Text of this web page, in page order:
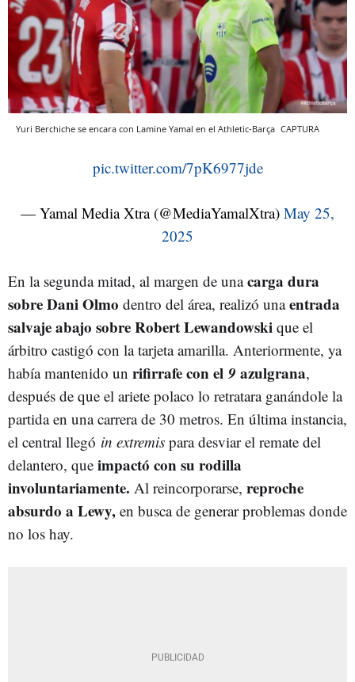
Yuri Berchiche se encara con Lamine Yamal en el Athletic-Barça CAPTURA
pic.twitter.com/7pK6977jde
— Yamal Media Xtra (@MediaYamalXtra) May 25,
2025
En la segunda mitad, al margen de unacarga dura
sobre Dani Olmo dentro del área, realizó unaentrada
salvaje abajo sobre Robert Lewandowski que el
árbitro castigó con la tarjeta amarilla. Anteriormente, ya
había mantenido un rifirrafe con el 9 azulgrana,
después de que el ariete polaco lo retratara ganándole la
partida en una carrera de 30 metros. En última instancia,
el central llegó in extremis para desviar el remate del
delantero, que impactó con su rodilla
involuntariamente. Al reincorporarse, reproche
absurdo a Lewy, en busca de generar problemas donde
no los hay.